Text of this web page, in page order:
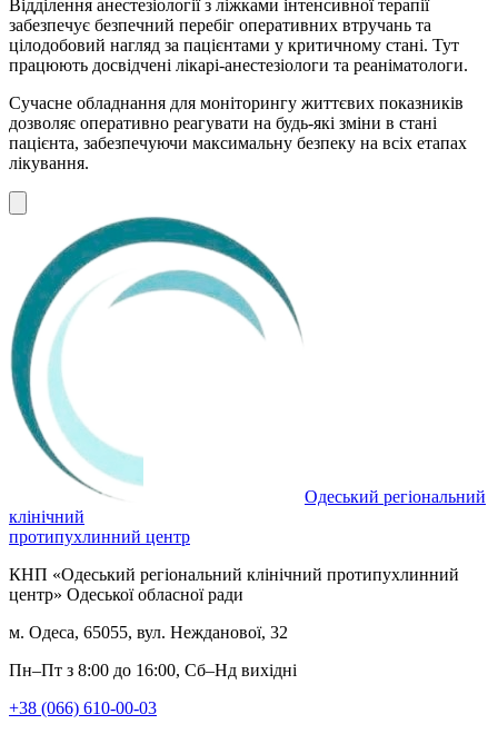
Відділення анестезіології з ліжками інтенсивної терапії
забезпечує безпечний перебіг оперативних втручань та
цілодобовий нагляд за пацієнтами у критичному стані. Тут
працюють досвідчені лікарі-анестезіологи та реаніматологи.
Сучасне обладнання для моніторингу життєвих показників
дозволяє оперативно реагувати на будь-які зміни в стані
пацієнта, забезпечуючи максимальну безпеку на всіх етапах
лікування.
Одеський регіональний
клінічний
протипухлинний центр
КНП «Одеський регіональний клінічний протипухлинний
центр» Одеської обласної ради
м. Одеса, 65055, вул. Нежданової, 32
Пн–Пт з 8:00 до 16:00, Сб–Нд вихідні
+38 (066) 610-00-03